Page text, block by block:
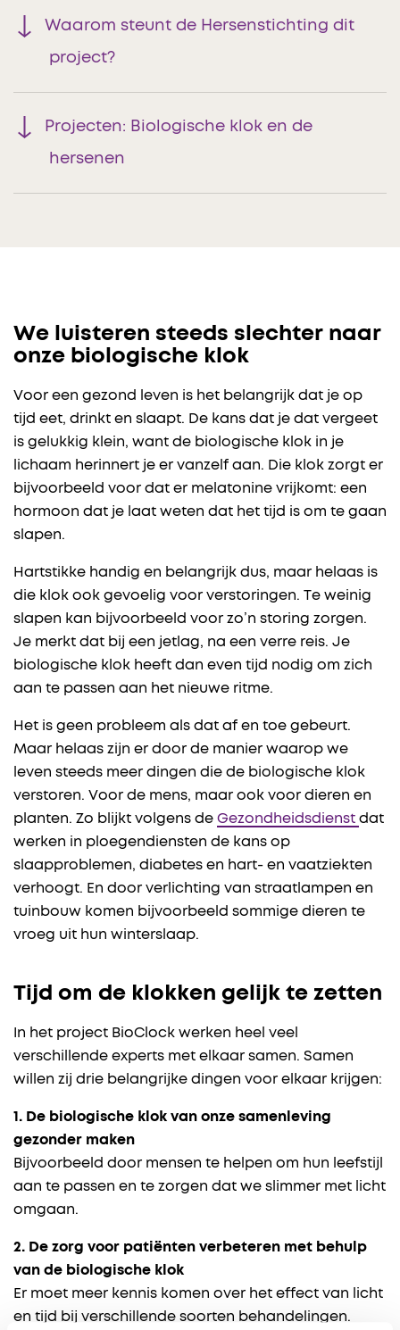
Waarom steunt de Hersenstichting dit
project?
Projecten: Biologische klok en de
hersenen
We luisteren steeds slechter naar
onze biologische klok
Voor een gezond leven is het belangrijk dat je op
tijd eet, drinkt en slaapt. De kans dat je dat vergeet
is gelukkig klein, want de biologische klok in je
lichaam herinnert je er vanzelf aan. Die klok zorgt er
bijvoorbeeld voor dat er melatonine vrijkomt: een
hormoon dat je laat weten dat het tijd is om te gaan
slapen.
Hartstikke handig en belangrijk dus, maar helaas is
die klok ook gevoelig voor verstoringen. Te weinig
slapen kan bijvoorbeeld voor zo’n storing zorgen.
Je merkt dat bij een jetlag, na een verre reis. Je
biologische klok heeft dan even tijd nodig om zich
aan te passen aan het nieuwe ritme.
Het is geen probleem als dat af en toe gebeurt.
Maar helaas zijn er door de manier waarop we
leven steeds meer dingen die de biologische klok
verstoren. Voor de mens, maar ook voor dieren en
planten. Zo blijkt volgens de Gezondheidsdienst dat
werken in ploegendiensten de kans op
slaapproblemen, diabetes en hart- en vaatziekten
verhoogt. En door verlichting van straatlampen en
tuinbouw komen bijvoorbeeld sommige dieren te
vroeg uit hun winterslaap.
Tijd om de klokken gelijk te zetten
In het project BioClock werken heel veel
verschillende experts met elkaar samen. Samen
willen zij drie belangrijke dingen voor elkaar krijgen:
1. De biologische klok van onze samenleving
gezonder maken
Bijvoorbeeld door mensen te helpen om hun leefstijl
aan te passen en te zorgen dat we slimmer met licht
omgaan.
2. De zorg voor patiënten verbeteren met behulp
van de biologische klok
Er moet meer kennis komen over het effect van licht
en tijd bij verschillende soorten behandelingen.